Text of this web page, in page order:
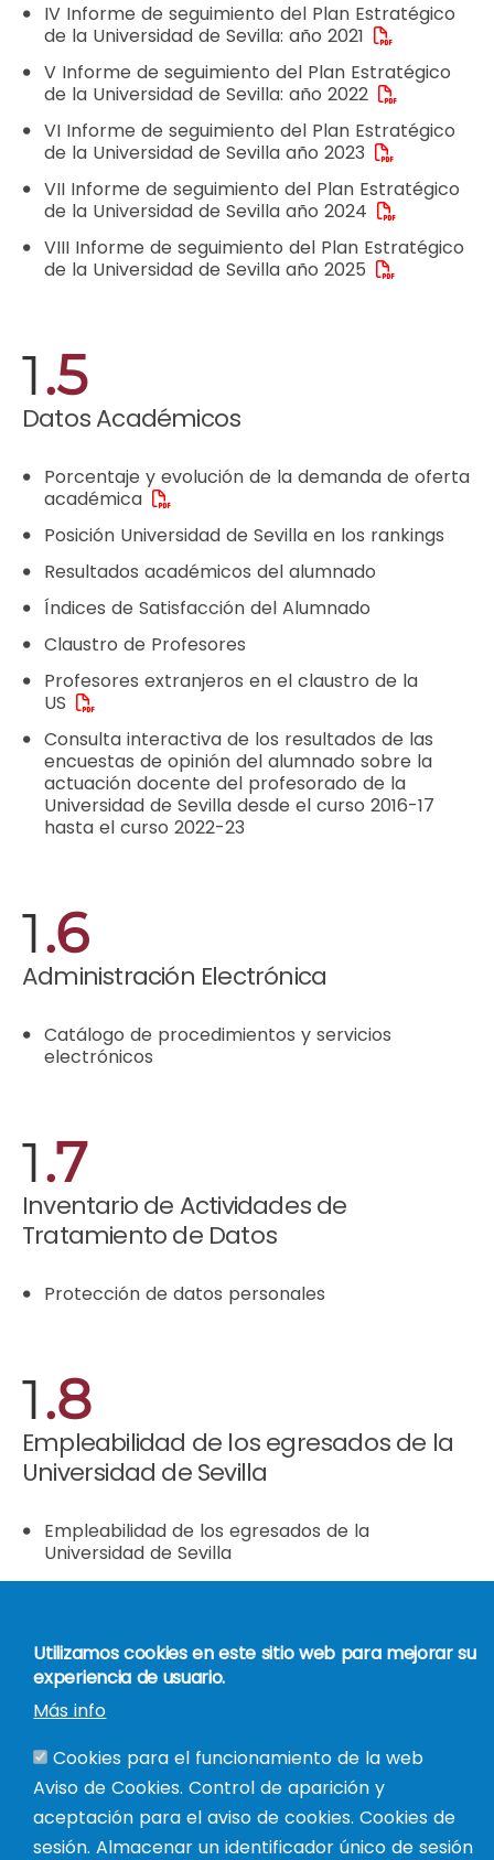
IV Informe de seguimiento del Plan Estratégico
de la Universidad de Sevilla: año 2021
V Informe de seguimiento del Plan Estratégico
de la Universidad de Sevilla: año 2022
VI Informe de seguimiento del Plan Estratégico
de la Universidad de Sevilla año 2023
VII Informe de seguimiento del Plan Estratégico
de la Universidad de Sevilla año 2024
VIII Informe de seguimiento del Plan Estratégico
de la Universidad de Sevilla año 2025
1.5
Datos Académicos
Porcentaje y evolución de la demanda de oferta
académica
Posición Universidad de Sevilla en los rankings
Resultados académicos del alumnado
Índices de Satisfacción del Alumnado
Claustro de Profesores
Profesores extranjeros en el claustro de la
US
Consulta interactiva de los resultados de las
encuestas de opinión del alumnado sobre la
actuación docente del profesorado de la
Universidad de Sevilla desde el curso 2016-17
hasta el curso 2022-23
1.6
Administración Electrónica
Catálogo de procedimientos y servicios
electrónicos
1.7
Inventario de Actividades de
Tratamiento de Datos
Protección de datos personales
1.8
Empleabilidad de los egresados de la
Universidad de Sevilla
Empleabilidad de los egresados de la
Universidad de Sevilla
PEDIR INFORMACIÓN
Utilizamos cookies en este sitio web para mejorar su
experiencia de usuario.
Más info
Cookies para el funcionamiento de la web
Aviso de Cookies. Control de aparición y
aceptación para el aviso de cookies. Cookies de
sesión. Almacenar un identificador único de sesión